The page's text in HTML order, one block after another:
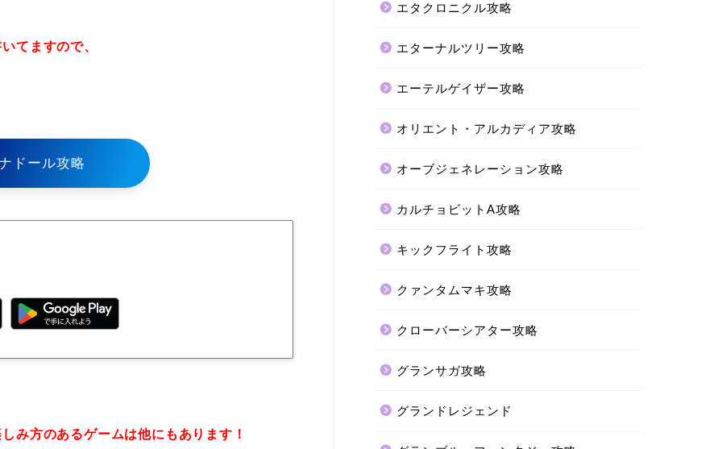
てますので、
ドール攻略
み方のあるゲームは他にもあります！
エタクロニクル攻略
エターナルツリー攻略
エーテルゲイザー攻略
オリエント・アルカディア攻略
オーブジェネレーション攻略
カルチョビットA攻略
キックフライト攻略
クァンタムマキ攻略
クローバーシアター攻略
グランサガ攻略
グランドレジェンド